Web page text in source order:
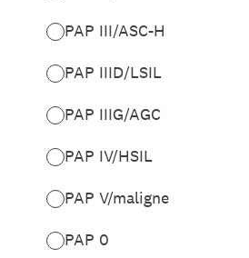
PAP III/ASC-H
PAP IIID/LSIL
PAP IIIG/AGC
PAP IV/HSIL
PAP V/maligne
PAP 0